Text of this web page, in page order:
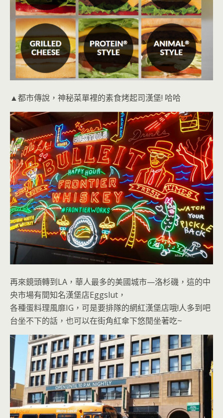
▲都市傳說，神秘菜單裡的素食烤起司漢堡! 哈哈
再來鏡頭轉到LA，華人最多的美國城市—洛杉磯，這的中
央市場有間知名漢堡店Eggslut，
各種蛋料理風靡IG，可是要排隊的網紅漢堡店哦!人多到吧
台坐不下的話，也可以在街角紅傘下悠閒坐著吃~